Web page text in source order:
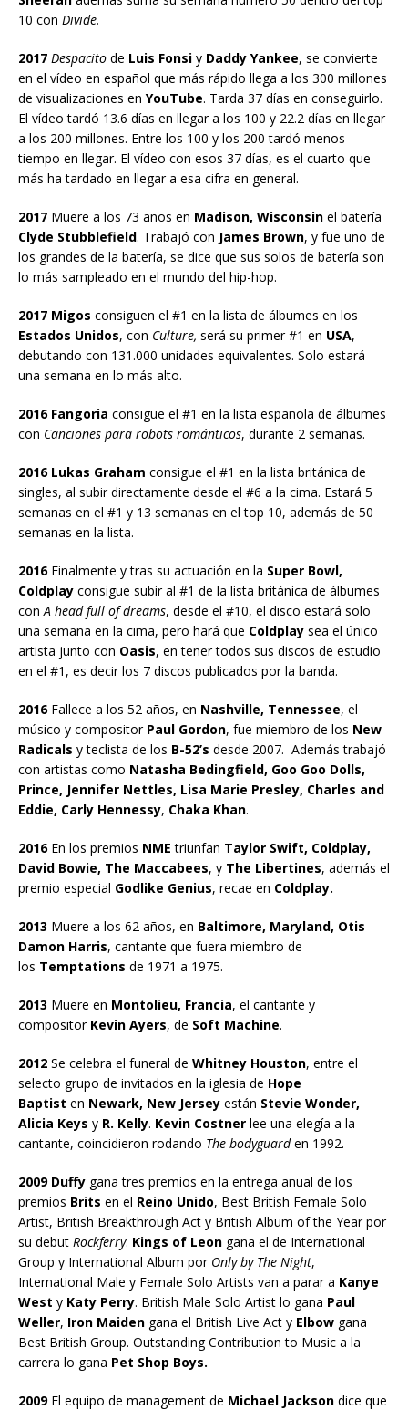
10 con Divide.
2017 Despacito de Luis Fonsi y Daddy Yankee, se convierte
en el vídeo en español que más rápido llega a los 300 millones
de visualizaciones en YouTube. Tarda 37 días en conseguirlo.
El vídeo tardó 13.6 días en llegar a los 100 y 22.2 días en llegar
a los 200 millones. Entre los 100 y los 200 tardó menos
tiempo en llegar. El vídeo con esos 37 días, es el cuarto que
más ha tardado en llegar a esa cifra en general.
2017 Muere a los 73 años en Madison, Wisconsin el batería
Clyde Stubblefield. Trabajó con James Brown, y fue uno de
los grandes de la batería, se dice que sus solos de batería son
lo más sampleado en el mundo del hip-hop.
2017 Migos consiguen el #1 en la lista de álbumes en los
Estados Unidos, con Culture, será su primer #1 en USA,
debutando con 131.000 unidades equivalentes. Solo estará
una semana en lo más alto.
2016 Fangoria consigue el #1 en la lista española de álbumes
con Canciones para robots románticos, durante 2 semanas.
2016 Lukas Graham consigue el #1 en la lista británica de
singles, al subir directamente desde el #6 a la cima. Estará 5
semanas en el #1 y 13 semanas en el top 10, además de 50
semanas en la lista.
2016Finalmente y tras su actuación en la Super Bowl,
Coldplay consigue subir al #1 de la lista británica de álbumes
con A head full of dreams, desde el #10, el disco estará solo
una semana en la cima, pero hará que Coldplay sea el único
artista junto con Oasis, en tener todos sus discos de estudio
en el #1, es decir los 7 discos publicados por la banda.
2016Fallece a los 52 años, en Nashville, Tennessee, el
músico y compositorPaul Gordon, fue miembro de los New
Radicals y teclista de los B-52’s desde 2007. Además trabajó
con artistas como Natasha Bedingfield, Goo Goo Dolls,
Prince, Jennifer Nettles, Lisa Marie Presley, Charles and
Eddie, Carly Hennessy, Chaka Khan.
2016En los premios NME triunfan Taylor Swift, Coldplay,
David Bowie, The Maccabees, y The Libertines, además el
premio especial Godlike Genius, recae en Coldplay.
2013 Muere a los 62 años, en Baltimore, Maryland, Otis
Damon Harris, cantante que fuera miembro de
los Temptations de 1971 a 1975.
2013 Muere en Montolieu, Francia, el cantante y
compositor Kevin Ayers, de Soft Machine.
2012 Se celebra el funeral de Whitney Houston, entre el
selecto grupo de invitados en la iglesia de Hope
Baptist en Newark, New Jersey están Stevie Wonder,
Alicia Keys y R. Kelly. Kevin Costner lee una elegía a la
cantante, coincidieron rodando The bodyguarden 1992.
2009 Duffy gana tres premios en la entrega anual de los
premios Brits en el Reino Unido, Best British Female Solo
Artist, British Breakthrough Act y British Album of the Year por
su debut Rockferry. Kings of Leon gana el de International
Group y International Album por Only by The Night,
International Male y Female Solo Artists van a parar a Kanye
West y Katy Perry. British Male Solo Artist lo gana Paul
Weller, Iron Maiden gana el British Live Act y Elbow gana
Best British Group. Outstanding Contribution to Music a la
carrera lo gana Pet Shop Boys.
2009El equipo de management de Michael Jackson dice que